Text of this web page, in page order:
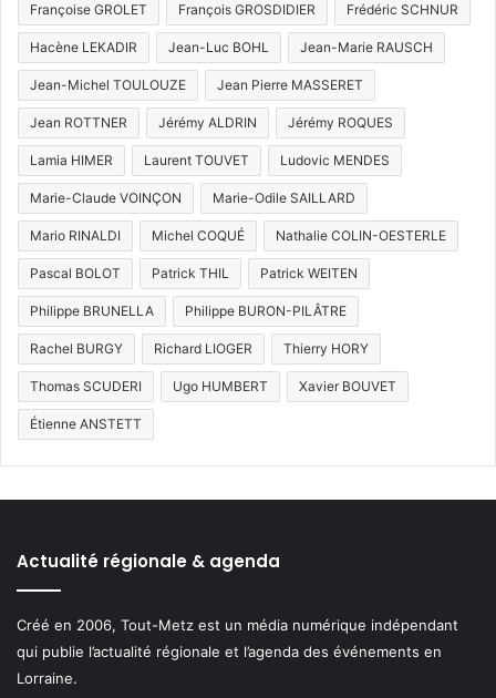
Françoise GROLET François GROSDIDIER Frédéric SCHNUR
Hacène LEKADIR Jean-Luc BOHL Jean-Marie RAUSCH
Jean-Michel TOULOUZE Jean Pierre MASSERET
Jean ROTTNER Jérémy ALDRIN Jérémy ROQUES
Lamia HIMER Laurent TOUVET Ludovic MENDES
Marie-Claude VOINÇON Marie-Odile SAILLARD
Mario RINALDI Michel COQUÉ Nathalie COLIN-OESTERLE
Pascal BOLOT Patrick THIL Patrick WEITEN
Philippe BRUNELLA Philippe BURON-PILÂTRE
Rachel BURGY Richard LIOGER Thierry HORY
Thomas SCUDERI Ugo HUMBERT Xavier BOUVET
Étienne ANSTETT
Actualité régionale & agenda
Créé en 2006, Tout-Metz est un média numérique indépendant
qui publie l’actualité régionale et l’agenda des événements en
Lorraine.